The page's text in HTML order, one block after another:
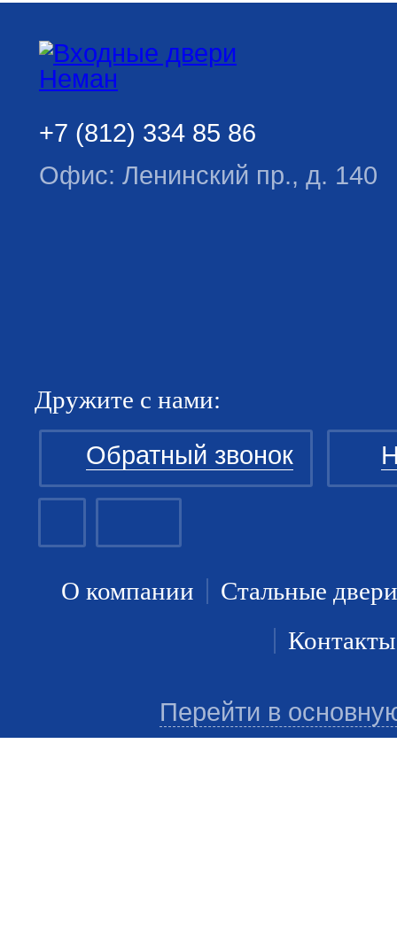
+7 (812) 334 85 86
Офис: Ленинский пр., д. 140
Дружите с нами:
О компании
Стальные двери
Контакты
Обратный звонок
Перейти в